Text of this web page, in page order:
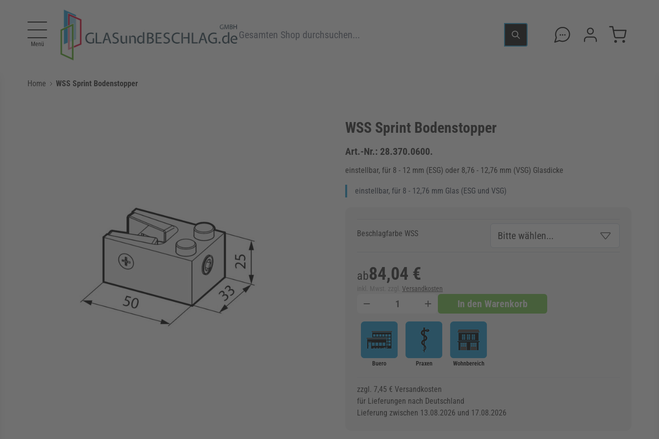
Menü
Home WSS Sprint Bodenstopper
WSS Sprint Bodenstopper
Art.-Nr.: 28.370.0600.
einstellbar, für 8 - 12 mm (ESG) oder 8,76 - 12,76 mm (VSG) Glasdicke
einstellbar, für 8 - 12,76 mm Glas (ESG und VSG)
Beschlagfarbe WSS
ab84,04 €
Versandkosten
In den Warenkorb
Buero Praxen Wohnbereich
zzgl. 7,45 € Versandkosten
für Lieferungen nach Deutschland
Lieferung zwischen 13.08.2026 und 17.08.2026